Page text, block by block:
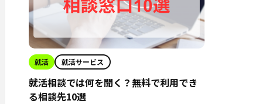
就活 就活サービス
就活相談では何を聞く？無料で利用でき
る相談先10選